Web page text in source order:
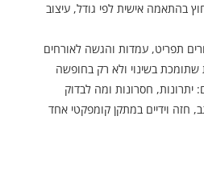
בהתאמה אישית לפי גודל, עיצוב
תפריט, עמדות והגשה לאורחים
שתומכת בשינוי ולא רק בחופשה
יתרונות, חסרונות ומה לבדוק
חזה וידיים במתקן קומפקטי אחד